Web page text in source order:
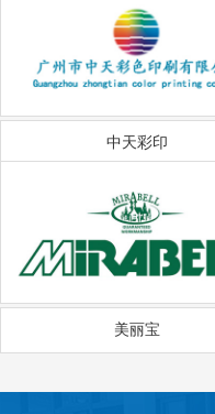
中天彩印
美丽宝